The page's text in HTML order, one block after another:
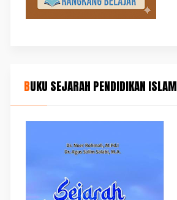
BUKU SEJARAH PENDIDIKAN ISLAM